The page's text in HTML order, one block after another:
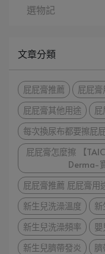
選物記
文章分類
屁屁膏推薦 屁屁
屁屁膏其他用途
每次換尿布都要擦屁
屁屁膏怎麼擦 【
Derma-
屁屁膏推薦 屁屁膏用
新生兒洗澡溫度
新生兒洗澡頻率
新生兒臍帶發炎
臍